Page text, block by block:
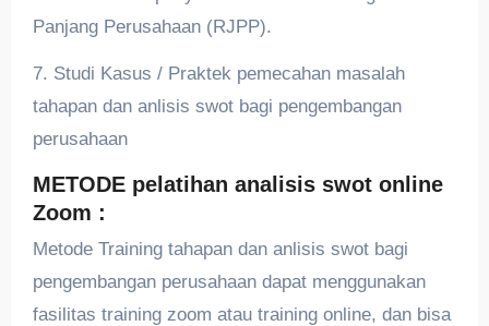
Panjang Perusahaan (RJPP).
7. Studi Kasus / Praktek pemecahan masalah
tahapan dan anlisis swot bagi pengembangan
perusahaan
METODE pelatihan analisis swot online
Zoom :
Metode Training tahapan dan anlisis swot bagi
pengembangan perusahaan dapat menggunakan
fasilitas training zoom atau training online, dan bisa